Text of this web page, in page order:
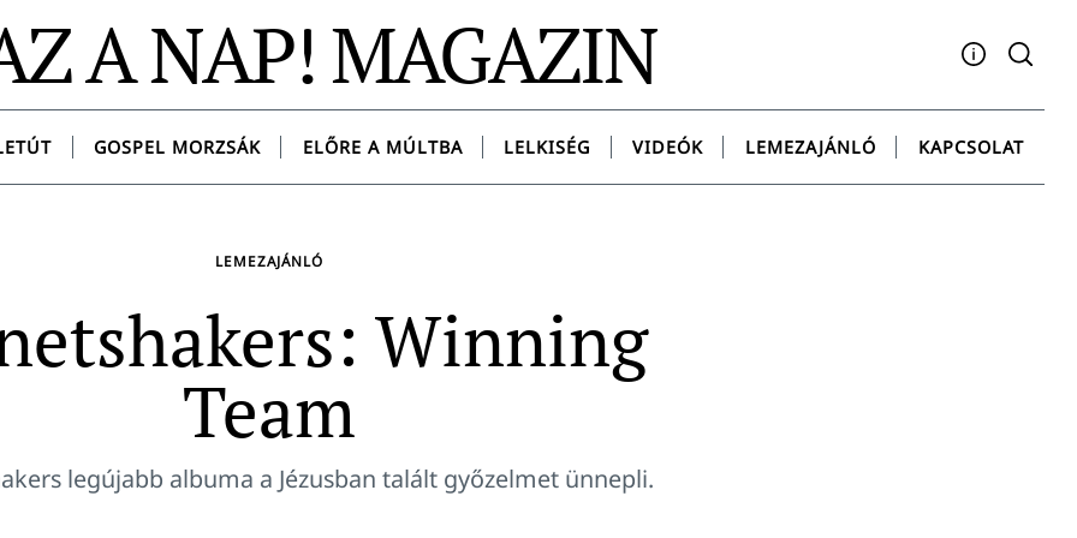
A NAP! MAGAZIN
Facebook
YouTubeInstagram
TwitterSpotify
GOSPEL MORZSÁK ELŐRE A MÚLTBA LELKISÉG VIDEÓK LEMEZAJÁNLÓ KAPCSOLAT
LEMEZAJÁNLÓ
Winning
Team
legújabb albuma a Jézusban talált győzelmet ünnepli.